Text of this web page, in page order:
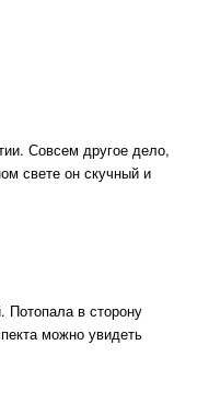
Совсем другое дело,
свете он скучный и
Потопала в сторону
можно увидеть